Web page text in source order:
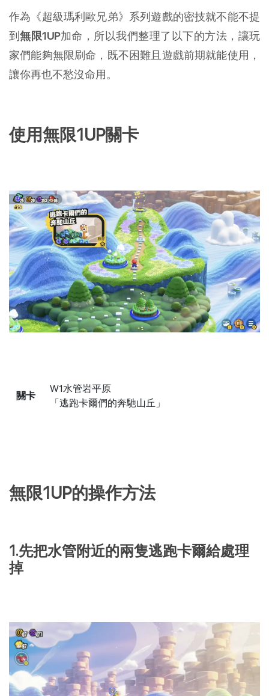
作為《超級瑪利歐兄弟》系列遊戲的密技就不能不提
到無限1UP加命，所以我們整理了以下的方法，讓玩
家們能夠無限刷命，既不困難且遊戲前期就能使用，
讓你再也不愁沒命用。
使用無限1UP關卡
關卡
W1水管岩平原
「逃跑卡爾們的奔馳山丘」
無限1UP的操作方法
1.先把水管附近的兩隻逃跑卡爾給處理
掉